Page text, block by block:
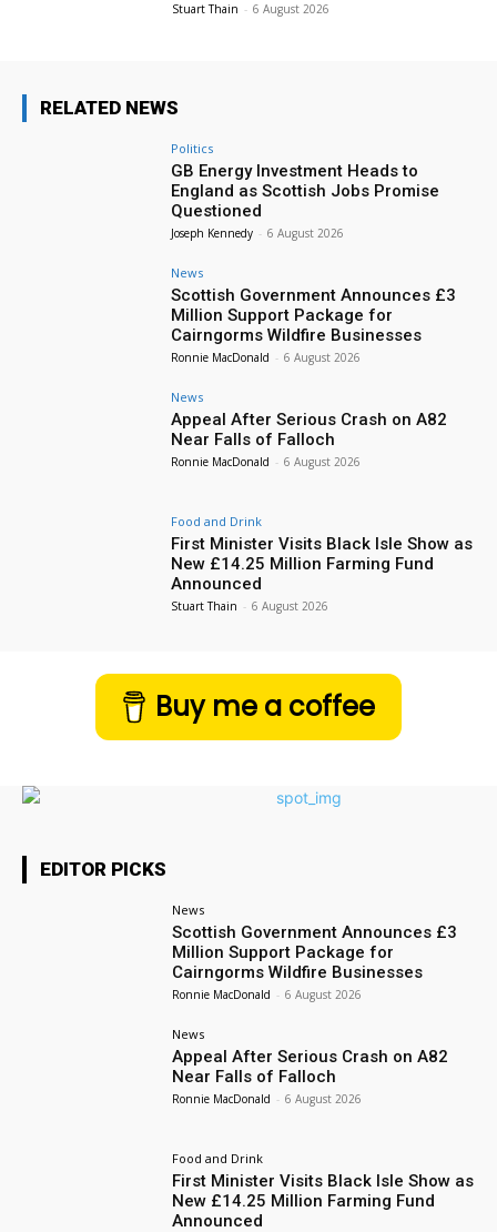
Stuart Thain - 6 August 2026
RELATED NEWS
Politics
GB Energy Investment Heads to
England as Scottish Jobs Promise
Questioned
Joseph Kennedy - 6 August 2026
News
Scottish Government Announces £3
Million Support Package for
Cairngorms Wildfire Businesses
Ronnie MacDonald - 6 August 2026
News
Appeal After Serious Crash on A82
Near Falls of Falloch
Ronnie MacDonald - 6 August 2026
Food and Drink
First Minister Visits Black Isle Show as
New £14.25 Million Farming Fund
Announced
Stuart Thain - 6 August 2026
Buy me a coffee
EDITOR PICKS
News
Scottish Government Announces £3
Million Support Package for
Cairngorms Wildfire Businesses
Ronnie MacDonald - 6 August 2026
News
Appeal After Serious Crash on A82
Near Falls of Falloch
Ronnie MacDonald - 6 August 2026
Food and Drink
First Minister Visits Black Isle Show as
New £14.25 Million Farming Fund
Announced